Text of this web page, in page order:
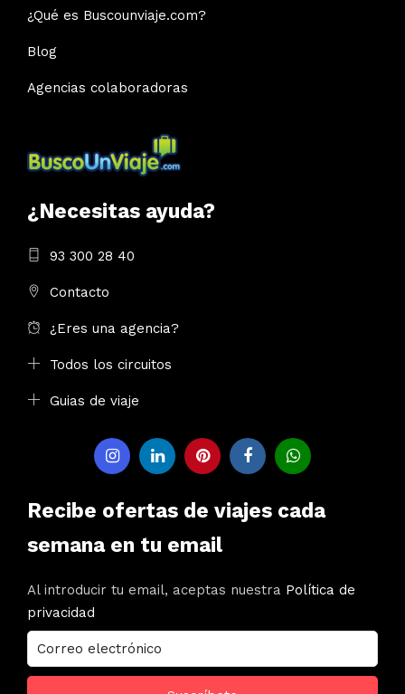
¿Qué es Buscounviaje.com?
Blog
Agencias colaboradoras
¿Necesitas ayuda?
93 300 28 40
Contacto
¿Eres una agencia?
Todos los circuitos
Guias de viaje
Recibe ofertas de viajes cada
semana en tu email
Al introducir tu email, aceptas nuestra Política de
privacidad